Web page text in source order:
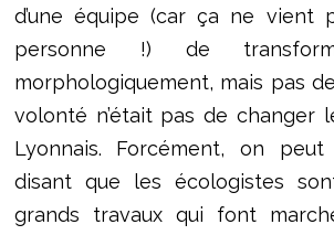
d’une équipe (car ça ne vient
personne !) de
morphologiquement, mais pas
volonté n’était pas de changer
Lyonnais. Forcément, on
disant que les écologistes
grands travaux qui font